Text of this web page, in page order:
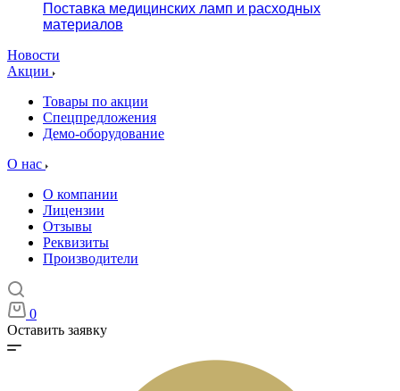
Поставка медицинских ламп и расходных
материалов
Новости
Акции
Товары по акции
Спецпредложения
Демо-оборудование
О нас
О компании
Лицензии
Отзывы
Реквизиты
Производители
0
Оставить заявку